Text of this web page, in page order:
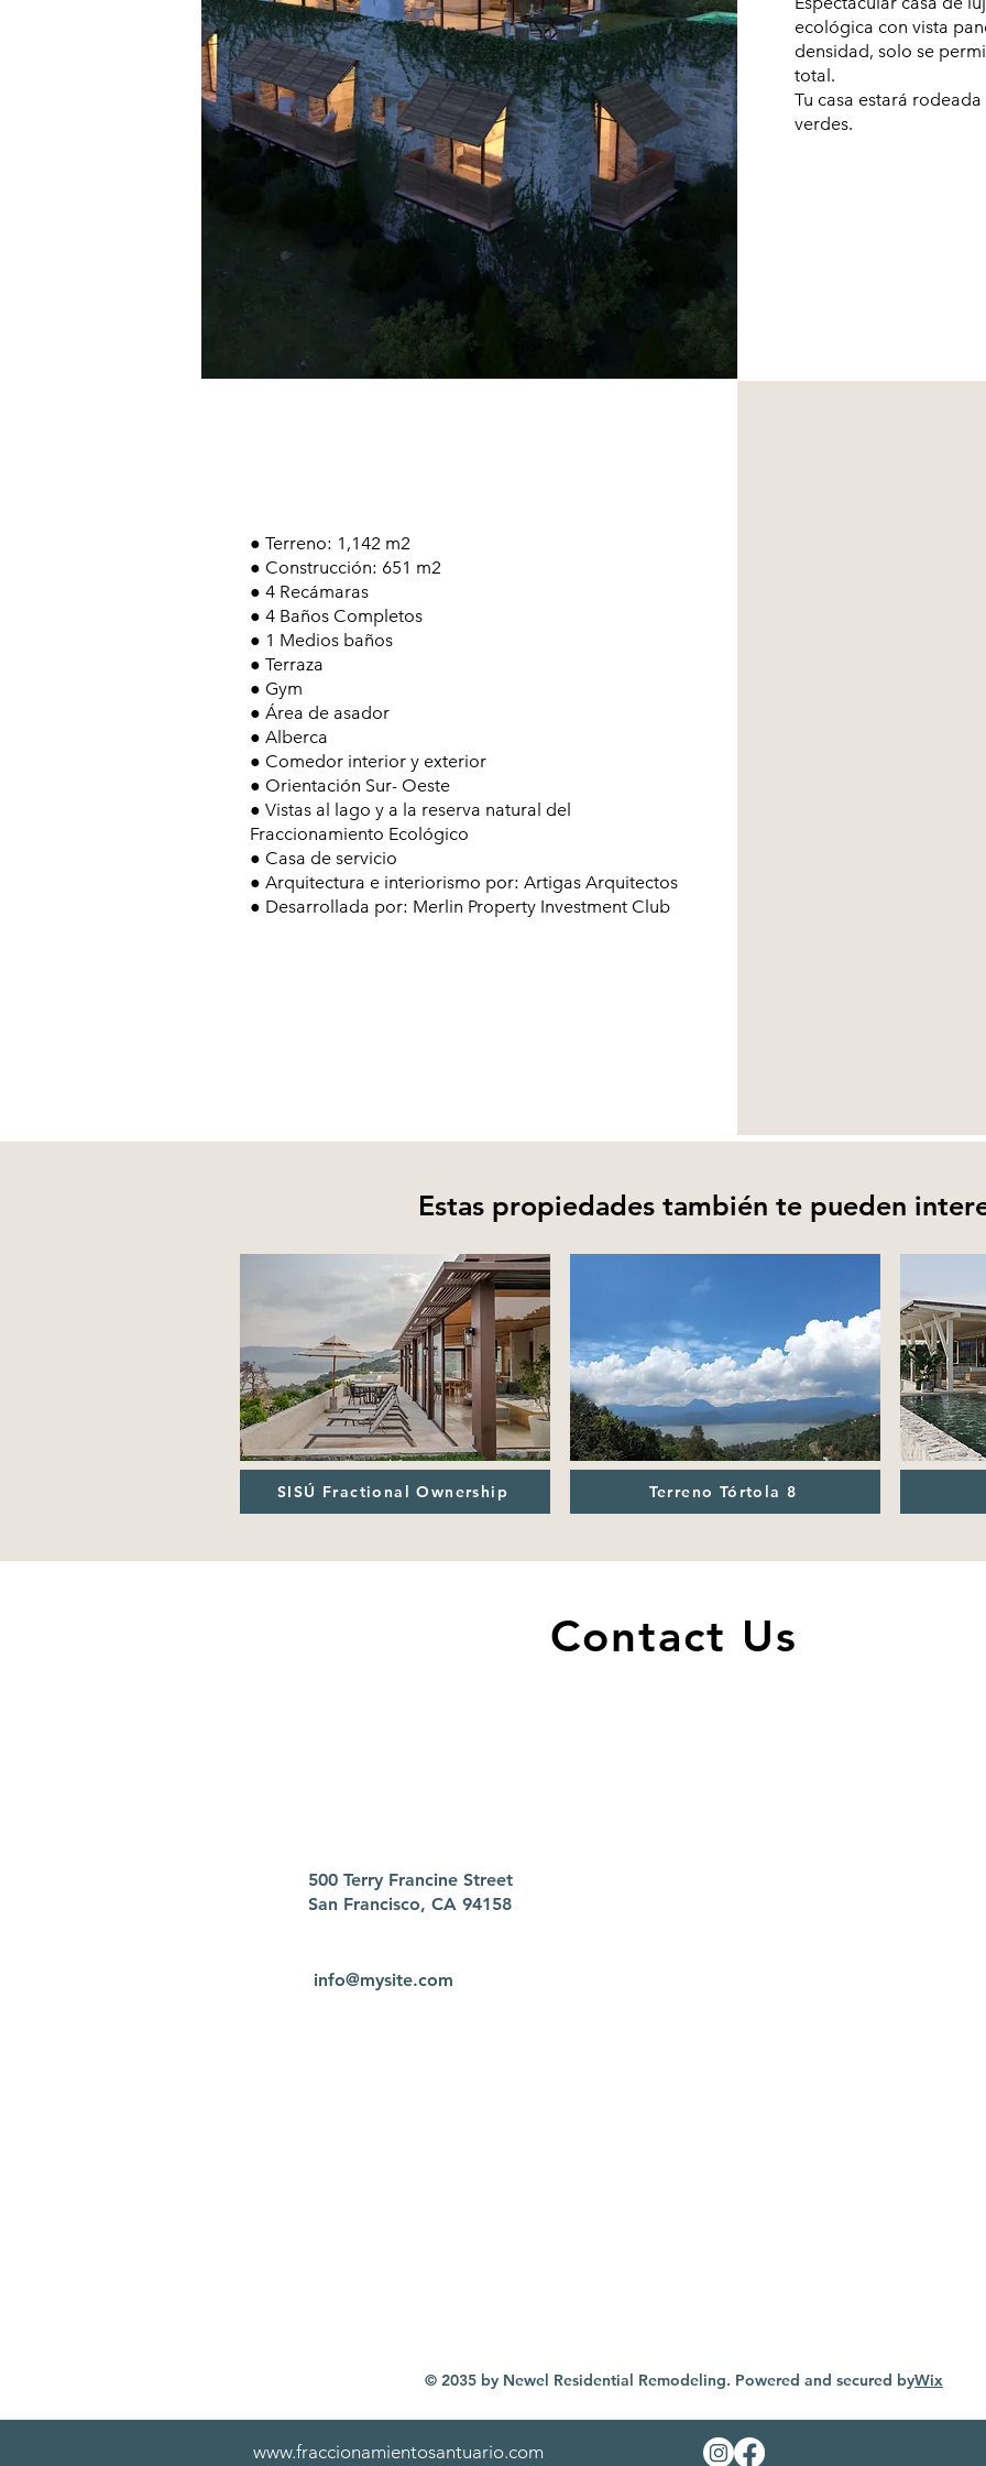
ecológica con vista
densidad, solo se
total.
Tu casa estará
verdes.
● Terreno: 1,142 m2
● Construcción: 651 m2
● 4 Recámaras
● 4 Baños Completos
● 1 Medios baños
● Terraza
● Gym
● Área de asador
● Alberca
● Comedor interior y exterior
● Orientación Sur- Oeste
● Vistas al lago y a la reserva natural del
Fraccionamiento Ecológico
● Casa de servicio
● Arquitectura e interiorismo por: Artigas Arquitectos
● Desarrollada por: Merlin Property Investment Club
Estas propiedades también te pueden
SISÚ Fractional Ownership Terreno Tórtola 8
Contact Us
500 Terry Francine Street
San Francisco, CA 94158
info@mysite.com
© 2035 by Newel Residential Remodeling. Powered and secured byWix
www.fraccionamientosantuario.com